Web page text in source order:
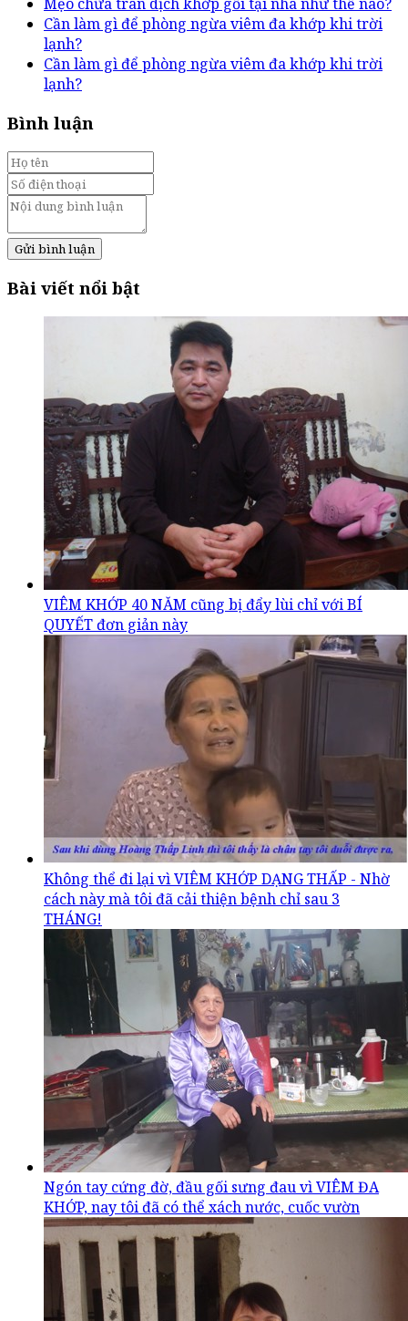
Cần làm gì để phòng ngừa viêm đa khớp khi trời
lạnh?
Cần làm gì để phòng ngừa viêm đa khớp khi trời
lạnh?
Bình luận
Gửi bình luận
Bài viết nổi bật
VIÊM KHỚP 40 NĂM cũng bị đẩy lùi chỉ với BÍ
QUYẾT đơn giản này
Không thể đi lại vì VIÊM KHỚP DẠNG THẤP - Nhờ
cách này mà tôi đã cải thiện bệnh chỉ sau 3
THÁNG!
Ngón tay cứng đờ, đầu gối sưng đau vì VIÊM ĐA
KHỚP, nay tôi đã có thể xách nước, cuốc vườn